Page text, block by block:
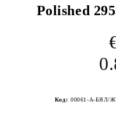
Polished
Код: 00061-А-БЯЛ/